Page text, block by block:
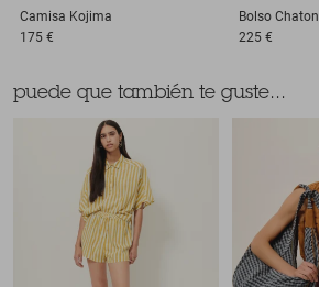
Camisa Kojima
175 €
Bolso Chaton
225 €
puede que también te guste...